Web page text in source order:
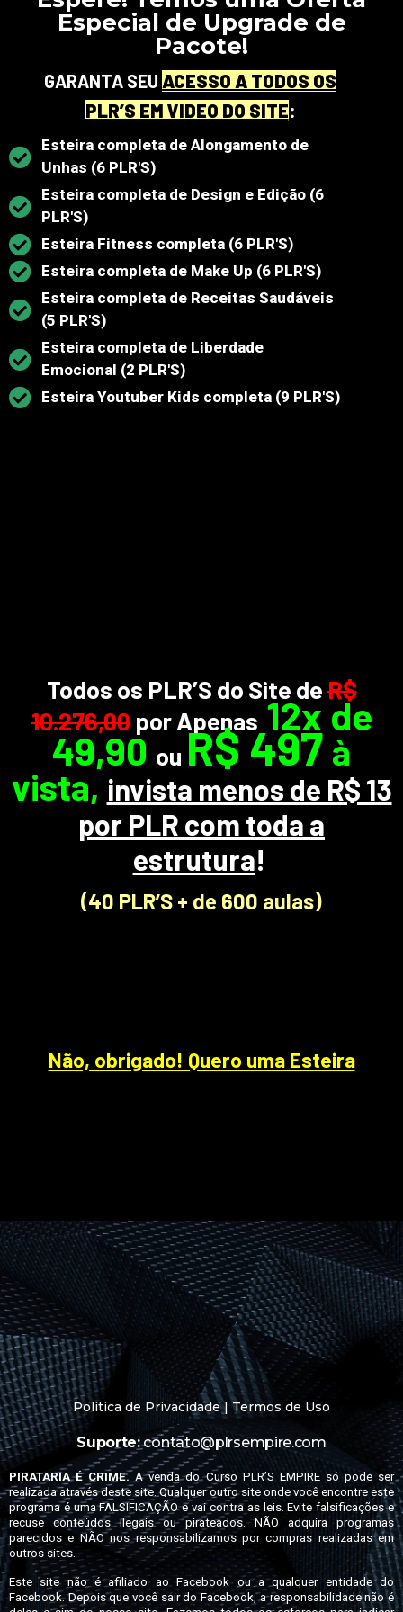
Especial de Upgrade de
Pacote!
GARANTA SEU ACESSO A TODOS OS
PLR’S EM VIDEO DO SITE:
Esteira completa de Alongamento de
Unhas (6 PLR'S)
Esteira completa de Design e Edição (6
PLR'S)
Esteira Fitness completa (6 PLR'S)
Esteira completa de Make Up (6 PLR'S)
Esteira completa de Receitas Saudáveis
(5 PLR'S)
Esteira completa de Liberdade
Emocional (2 PLR'S)
Esteira Youtuber Kids completa (9 PLR'S)
Todos os PLR’S do Site deR$
10.276,00 por Apenas12x de
49,90 ouR$ 497 à
vista, invista menos de R$ 13
por PLR com toda a
estrutura!
(40 PLR’S + de 600 aulas)
Não, obrigado! Quero uma Esteira
Política de Privacidade|Termos de Uso
Suporte:contato@plrsempire.com
PIRATARIA É CRIME. A venda do Curso PLR’S EMPIRE só pode ser
realizada através deste site. Qualquer outro site onde você encontre este
programa é uma FALSIFICAÇÃO e vai contra as leis. Evite falsificações e
recuse conteúdos ilegais ou pirateados. NÃO adquira programas
parecidos e NÃO nos responsabilizamos por compras realizadas em
outros sites.
Este site não é afiliado ao Facebook ou a qualquer entidade do
Facebook. Depois que você sair do Facebook, a responsabilidade não é